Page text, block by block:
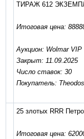
ТИРАЖ 612
Итоговая цена:
Аукцион: Wolmar VIP
Закрыт: 11.09.2025
Число ставок: 30
Покупатель:
25 злотых RRR
Итоговая цена: